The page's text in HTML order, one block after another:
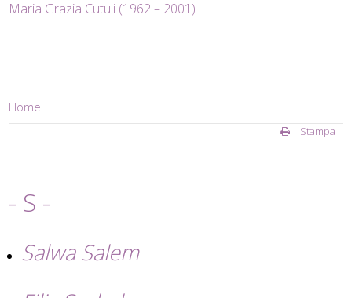
Maria Grazia Cutuli (1962 – 2001)
Home
Stampa
- S -
Salwa Salem